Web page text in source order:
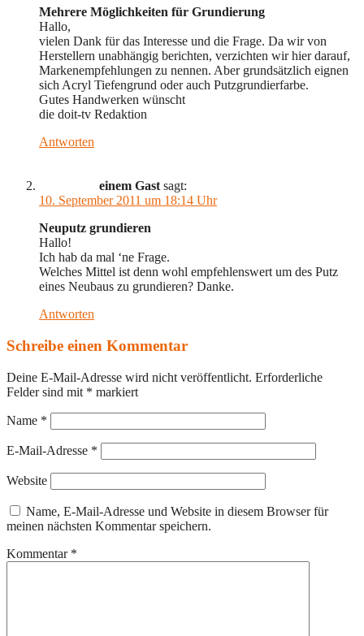
Mehrere Möglichkeiten für Grundierung
Hallo,
vielen Dank für das Interesse und die Frage. Da wir von
Herstellern unabhängig berichten, verzichten wir hier darauf,
Markenempfehlungen zu nennen. Aber grundsätzlich eignen
sich Acryl Tiefengrund oder auch Putzgrundierfarbe.
Gutes Handwerken wünscht
die doit-tv Redaktion
Antworten
einem Gast sagt:
10. September 2011 um 18:14 Uhr
Neuputz grundieren
Hallo!
Ich hab da mal ‘ne Frage.
Welches Mittel ist denn wohl empfehlenswert um des Putz
eines Neubaus zu grundieren? Danke.
Antworten
Schreibe einen Kommentar
Deine E-Mail-Adresse wird nicht veröffentlicht. Erforderliche
Felder sind mit * markiert
Name *
E-Mail-Adresse *
Website
Name, E-Mail-Adresse und Website in diesem Browser für
meinen nächsten Kommentar speichern.
Kommentar *